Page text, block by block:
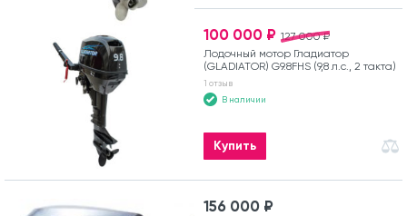
127 000 ₽
100 000 ₽
Лодочный мотор Гладиатор
(GLADIATOR) G9.8FHS (9,8 л.с., 2 такта)
1 отзыв
В наличии
Купить
156 000 ₽